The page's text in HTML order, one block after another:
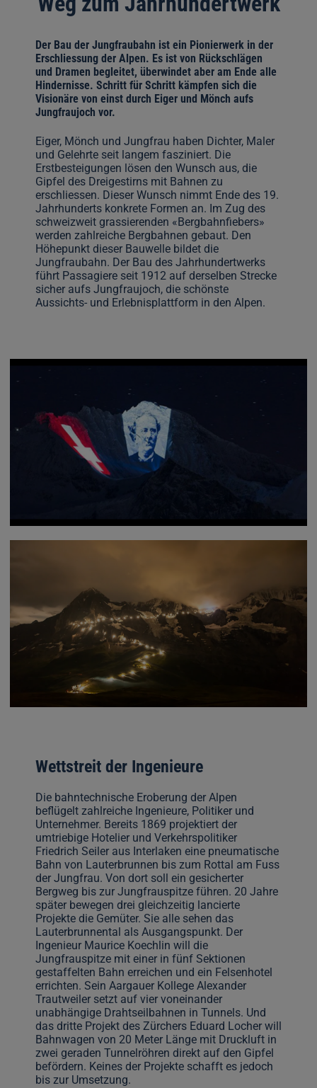
Der Bau der Jungfraubahn ist ein Pionierwerk in der
Erschliessung der Alpen. Es ist von Rückschlägen
und Dramen begleitet, überwindet aber am Ende alle
Hindernisse. Schritt für Schritt kämpfen sich die
Visionäre von einst durch Eiger und Mönch aufs
Jungfraujoch vor.
Eiger, Mönch und Jungfrau haben Dichter, Maler
und Gelehrte seit langem fasziniert. Die
Erstbesteigungen lösen den Wunsch aus, die
Gipfel des Dreigestirns mit Bahnen zu
erschliessen. Dieser Wunsch nimmt Ende des 19.
Jahrhunderts konkrete Formen an. Im Zug des
schweizweit grassierenden «Bergbahnfiebers»
werden zahlreiche Bergbahnen gebaut. Den
Höhepunkt dieser Bauwelle bildet die
Jungfraubahn. Der Bau des Jahrhundertwerks
führt Passagiere seit 1912 auf derselben Strecke
sicher aufs Jungfraujoch, die schönste
Aussichts- und Erlebnisplattform in den Alpen.
Wettstreit der Ingenieure
Die bahntechnische Eroberung der Alpen
beflügelt zahlreiche Ingenieure, Politiker und
Unternehmer. Bereits 1869 projektiert der
umtriebige Hotelier und Verkehrspolitiker
Friedrich Seiler aus Interlaken eine pneumatische
Bahn von Lauterbrunnen bis zum Rottal am Fuss
der Jungfrau. Von dort soll ein gesicherter
Bergweg bis zur Jungfrauspitze führen. 20 Jahre
später bewegen drei gleichzeitig lancierte
Projekte die Gemüter. Sie alle sehen das
Lauterbrunnental als Ausgangspunkt. Der
Ingenieur Maurice Koechlin will die
Jungfrauspitze mit einer in fünf Sektionen
gestaffelten Bahn erreichen und ein Felsenhotel
errichten. Sein Aargauer Kollege Alexander
Trautweiler setzt auf vier voneinander
unabhängige Drahtseilbahnen in Tunnels. Und
das dritte Projekt des Zürchers Eduard Locher will
Bahnwagen von 20 Meter Länge mit Druckluft in
zwei geraden Tunnelröhren direkt auf den Gipfel
befördern. Keines der Projekte schafft es jedoch
bis zur Umsetzung.